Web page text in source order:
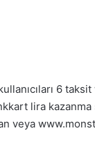
6
lira
veya